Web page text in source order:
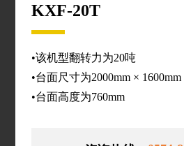
KXF-20T
•该机型翻转力为20吨
•台面尺寸为2000mm × 1600mm
•台面高度为760mm